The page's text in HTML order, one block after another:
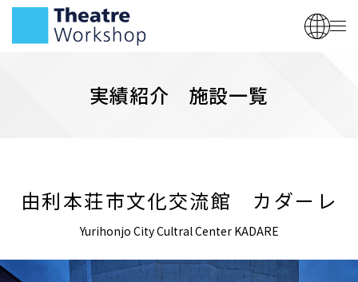
実績紹介 施設一覧
由利本荘市文化交流館 カダーレ
Yurihonjo City Cultral Center KADARE